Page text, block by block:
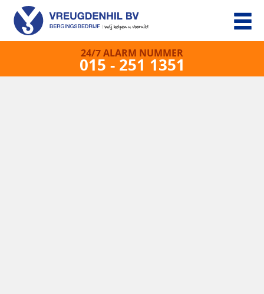
24/7 ALARM NUMMER
015 - 251 1351